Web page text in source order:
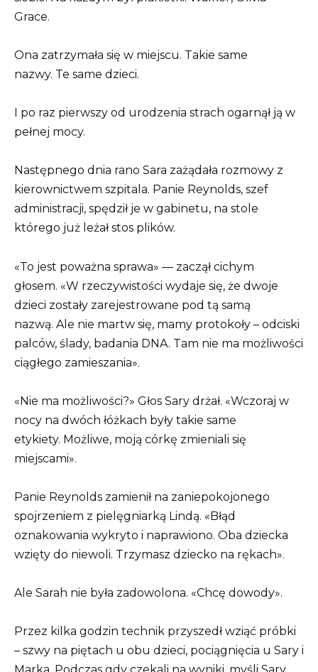
Grace.
Ona zatrzymała się w miejscu. Takie same
nazwy. Te same dzieci.
I po raz pierwszy od urodzenia strach ogarnął ją w
pełnej mocy.
Następnego dnia rano Sara zażądała rozmowy z
kierownictwem szpitala. Panie Reynolds, szef
administracji, spędził je w gabinetu, na stole
którego już leżał stos plików.
«To jest poważna sprawa» — zaczął cichym
głosem. «W rzeczywistości wydaje się, że dwoje
dzieci zostały zarejestrowane pod tą samą
nazwą. Ale nie martw się, mamy protokoły – odciski
palców, ślady, badania DNA. Tam nie ma możliwości
ciągłego zamieszania».
«Nie ma możliwości?» Głos Sary drżał. «Wczoraj w
nocy na dwóch łóżkach były takie same
etykiety. Możliwe, moją córkę zmieniali się
miejscami».
Panie Reynolds zamienił na zaniepokojonego
spojrzeniem z pielęgniarką Lindą. «Błąd
oznakowania wykryto i naprawiono. Oba dziecka
wzięty do niewoli. Trzymasz dziecko na rękach».
Ale Sarah nie była zadowolona. «Chcę dowody».
Przez kilka godzin technik przyszedł wziąć próbki
– szwy na piętach u obu dzieci, pociągnięcia u Sary i